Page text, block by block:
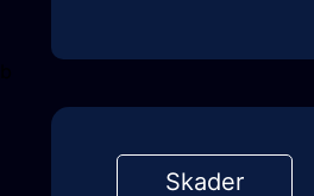
Skader